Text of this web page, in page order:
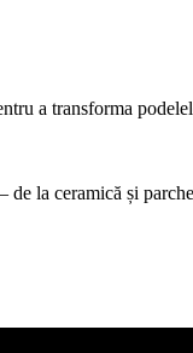
a transforma
la ceramică și